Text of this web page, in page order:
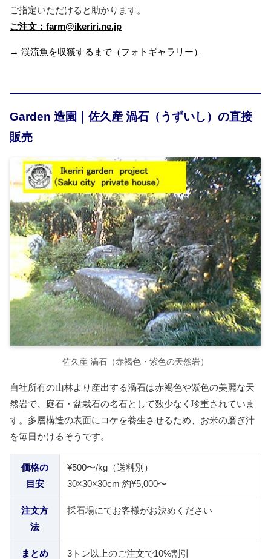
ご指定いただけると助かります。
ご注文：farm@ikeriri.ne.jp
→ 渓流魚を収獲するまで（フォトギャラリー）
Garden 造園｜佐久産 渦石（うずいし）の直接
販売
佐久産 渦石（赤褐色・紫色の天然岩）
自社所有の山林より産出する渦石は赤褐色や紫色の美麗な天
然岩で、庭石・盆栽石の名石として数少なく珍重されていま
す。多層構造の表面にコケを養生させるため、お米の磨ぎ汁
を毎日かけるそうです。
価格の
目安
¥500〜/kg（送料別）
30×30×30cm 約¥5,000〜
注文方
法
採石場にてお客様がお決めください
まとめ
3トン以上のご注文で10%割引